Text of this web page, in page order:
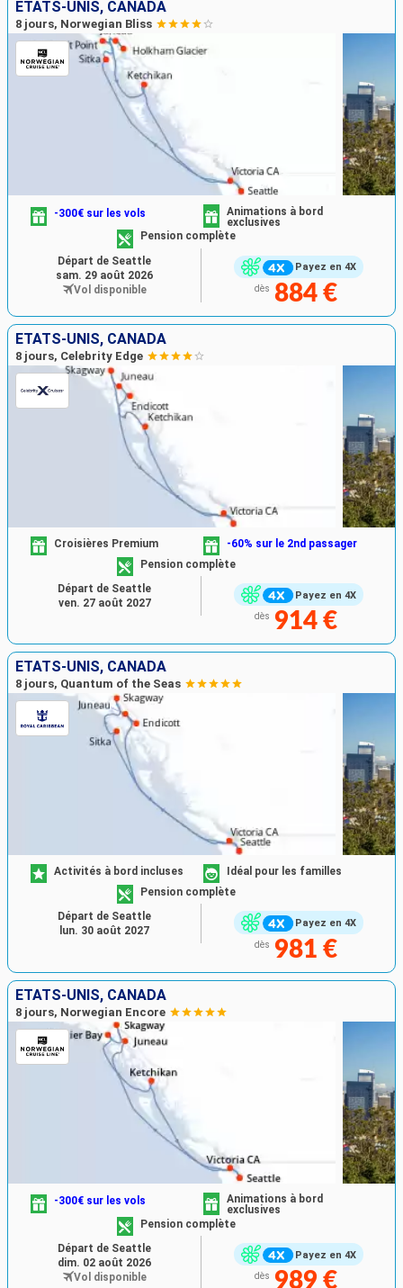
ÉTATS-UNIS, CANADA
8 jours, Norwegian Bliss
Payez en 4X
-300€ sur les vols
Animations à bord
exclusives
Pension complète
dès 884 €
Départ de Seattle
sam. 29 août 2026
Vol disponible
ÉTATS-UNIS, CANADA
8 jours, Celebrity Edge
Payez en 4X
Croisières Premium
-60% sur le 2nd passager
Pension complète
dès 914 €
Départ de Seattle
ven. 27 août 2027
ÉTATS-UNIS, CANADA
8 jours, Quantum of the Seas
Payez en 4X
Activités à bord incluses
Idéal pour les familles
Pension complète
dès 981 €
Départ de Seattle
lun. 30 août 2027
ÉTATS-UNIS, CANADA
8 jours, Norwegian Encore
Payez en 4X
-300€ sur les vols
Animations à bord
exclusives
Pension complète
dès 989 €
Départ de Seattle
dim. 02 août 2026
Vol disponible